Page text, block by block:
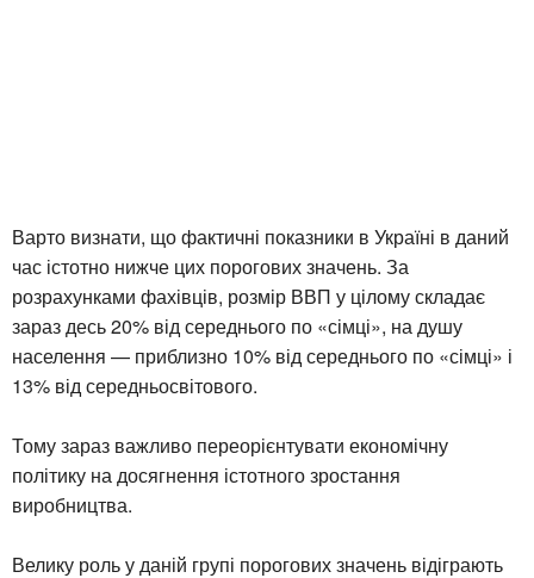
Варто визнати, що фактичні показники в Україні в даний
час істотно нижче цих порогових значень. За
розрахунками фахівців, розмір ВВП у цілому складає
зараз десь 20% від середнього по «сімці», на душу
населення — приблизно 10% від середнього по «сімці» і
13% від середньосвітового.
Тому зараз важливо переорієнтувати економічну
політику на досягнення істотного зростання
виробництва.
Велику роль у даній групі порогових значень відіграють